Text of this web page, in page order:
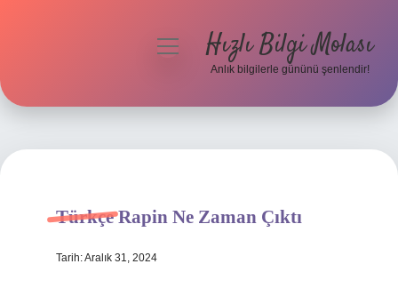
Hakkımızda
menüyüHızlı Bilgi Molası
Anlık bilgilerle gününü şenlendir!
Türkçe Rapin Ne Zaman Çıktı
Tarih: Aralık 31, 2024